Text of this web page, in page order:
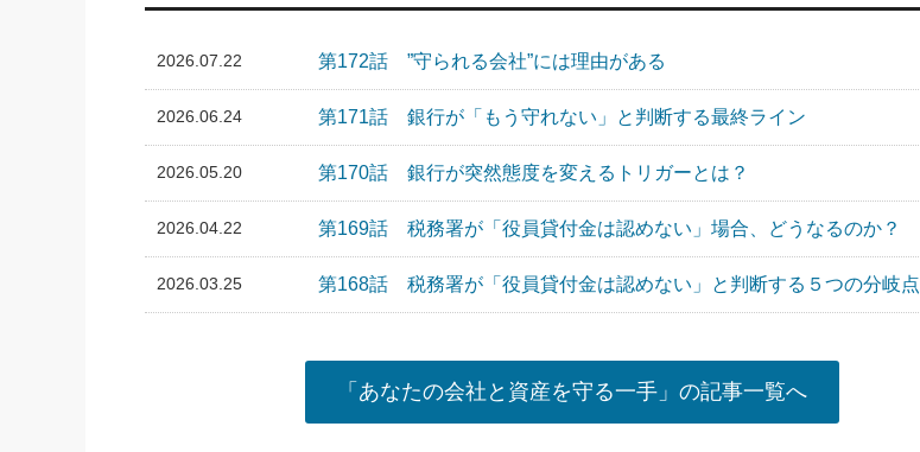
2026.07.22 第172話 ”守られる会社”には理由がある
2026.06.24 第171話 銀行が「もう守れない」と判断する最終ライン
2026.05.20 第170話 銀行が突然態度を変えるトリガーとは？
2026.04.22 第169話 税務署が「役員貸付金は認めない」場合、どうなるのか？
2026.03.25 第168話 税務署が「役員貸付金は認めない」と判断する５つの分岐点
「あなたの会社と資産を守る一手」の記事一覧へ